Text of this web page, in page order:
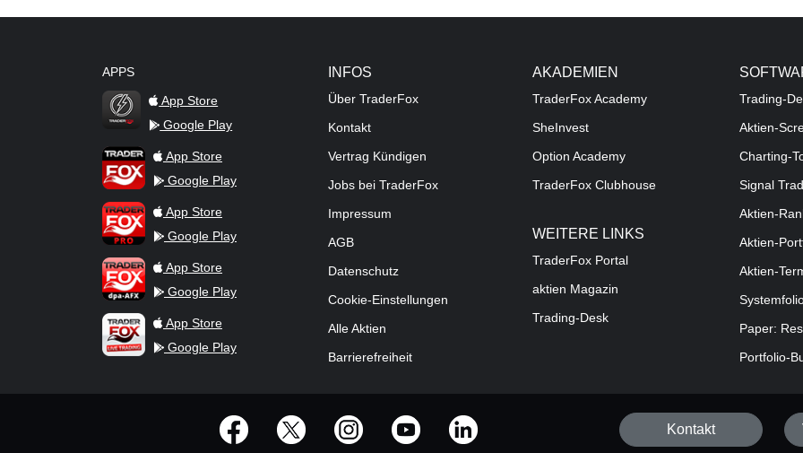
APPS
TraderFox Flash
App Store
Google Play
TraderFox AppApp Store
Google Play
TraderFox ProApp Store
Google Play
TraderFox dpa-AFX ProFeed
App Store
Google Play
TraderFox Live Trading
App Store
Google Play
INFOS
Über TraderFox
Kontakt
Vertrag Kündigen
Jobs bei TraderFox
Impressum
AGB
Datenschutz
Cookie-Einstellungen
Alle Aktien
Barrierefreiheit
AKADEMIEN
TraderFox Academy
SheInvest
Option Academy
TraderFox Clubhouse
WEITERE LINKS
TraderFox Portal
aktien Magazin
Trading-Desk
Trading-
Aktien-
Charting-
Signal
Aktien-
Aktien-
Aktien-
Paper:
Portfolio-
offizielle Social Media-Accounts
Kontakt